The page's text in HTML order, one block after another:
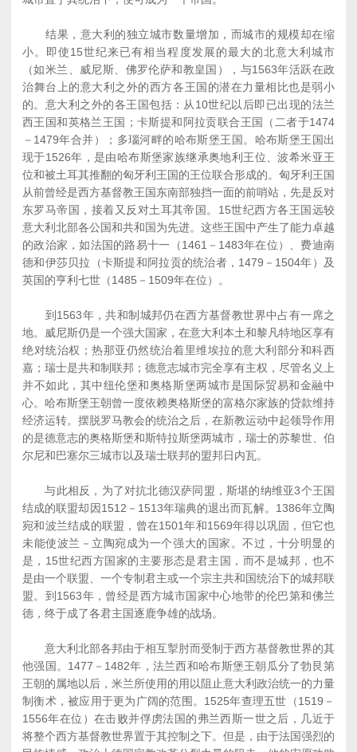
结果，意大利的独立城市数量增加，而城市的规模却在缩
小。即使15世纪来已有相当程度发展的最大的北意大利城市
（如米兰、威尼斯、佛罗伦萨和教皇国），与1563年活跃在政
治舞台上的意大利之外的西方各王国的潜在力量相比也是弱小
的。意大利之外的各王国包括：从10世纪以后即已出现的法兰
西王国和英格兰王国；卡斯提和阿拉贡联合王国（二者于1474
－1479年合并）；多瑙河畔的哈布斯堡王国。哈布斯堡王国出
现于1526年，是由哈布斯堡家族继承奥地利王位、波希米亚王
位和被土耳其推翻的匈牙利王国的王位联合形成的。匈牙利王国
从前曾经是西方基督教王国东南部独挡一面的前哨站，先是反对
东罗马帝国，接着又反对土耳其帝国。15世纪西方各王国远较
意大利北部各公国和共和国为先进。这些王国中产生了能力卓越
的政治家，如法国的路易十一（1461－1483年在位）、费迪南
德和伊莎贝拉（卡斯提和阿拉贡的统治者，1479－1504年）及
英国的亨利七世（1485－1509年在位）。
到1563年，共和制城邦仍在西方基督教世界中占有一席之
地。威尼斯仍是一个强大国家，在意大利本土和黎凡特地区享有
绝对统治权；热那亚仍然统治着里维埃拉的意大利部分和科西
嘉；瑞士是共和制联邦；德意志城市完全享有主权，尽管名义上
并不如此，其中纽伦堡和奥格斯堡两城市是国际贸易和金融中
心。哈布斯堡王朝曾一度依赖奥格斯堡的富格尔家族的贷款维持
经济运转。摆脱罗马教会的统治之后，在新教运动中起领导作用
的是德意志的奥格斯堡和斯特拉斯堡两城市，瑞士的苏黎世、伯
尔尼和巴塞尔三城市以及瑞士联邦的盟邦日内瓦。
与此相反，为了对抗北德汉萨同盟，斯堪的纳维亚3个王国
结成的联盟却因1512－1513年瑞典的退出而瓦解。1386年立陶
宛和波兰结成的联盟，曾在1501年和1569年得以巩固，但它也
未能使波兰－立陶宛成为一个强大的国家。不过，十分明显的
是，15世纪西方国家的主要形态是君主国，而不是城邦，也不
是由一个联盟、一个专制君主或一个宗主共和国统治下的城邦联
盟。到1563年，曾经是西方城市国家中心地带的伦巴第和佛兰
德，终于成了各君主国逐鹿争雄的战场。
意大利北部各邦由于相互掣肘而受制于西方基督教世界的其
他强国。1477－1482年，法兰西和哈布斯堡王朝瓜分了勃艮第
王朝的属地以后，米兰所使用的用以阻止意大利政治统一的力量
制衡术，被应用于更为广阔的范围。1525年查理五世（1519－
1556年在位）在击败并俘虏法国的弗兰西斯一世之后，几近于
将整个西方基督教世界置于其控制之下。但是，由于法国强烈的